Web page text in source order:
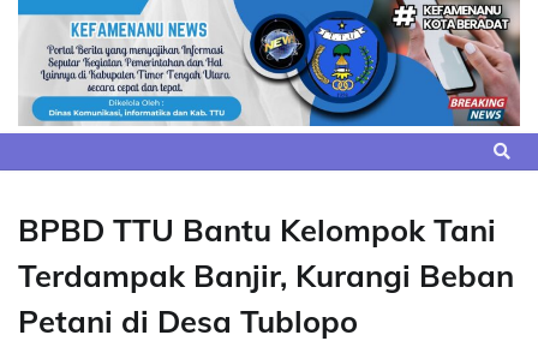
Skip
content
BPBD TTU Bantu Kelompok Tani
Terdampak Banjir, Kurangi Beban
Petani di Desa Tublopo